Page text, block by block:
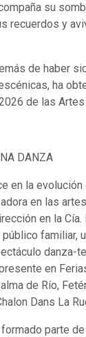
su
recuerdos y
de haber
ha
de las
DANZA
en la
en las
en la
familiar,
danza-
en
de Río,
Dans La
parte